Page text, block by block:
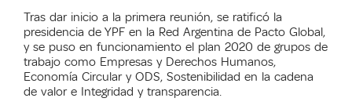
Tras dar inicio a la primera reunión, se ratificó la
presidencia de YPF en la Red Argentina de Pacto Global,
y se puso en funcionamiento el plan 2020 de grupos de
trabajo como Empresas y Derechos Humanos,
Economía Circular y ODS, Sostenibilidad en la cadena
de valor e Integridad y transparencia.